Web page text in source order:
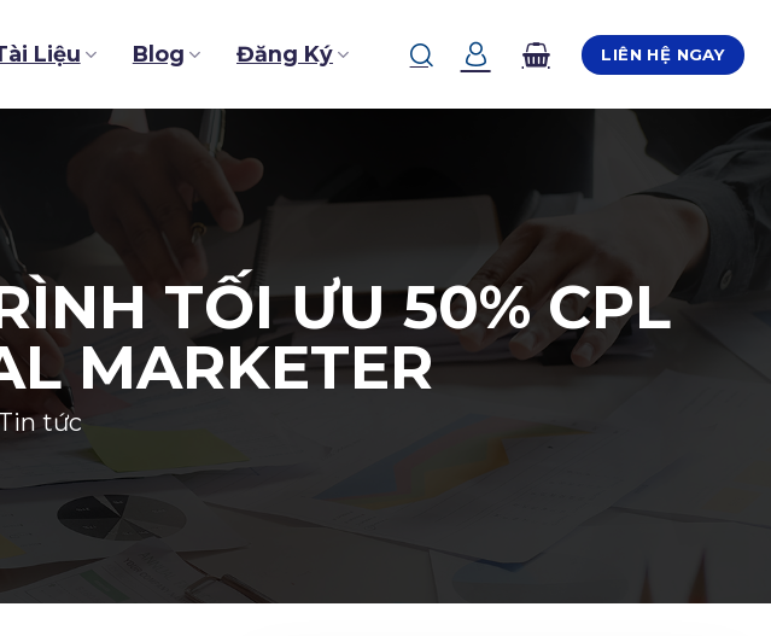
Liệu Blog Đăng Ký LIÊN HỆ NGAY
TỐI ƯU 50% CPL
MARKETER
Tin tức